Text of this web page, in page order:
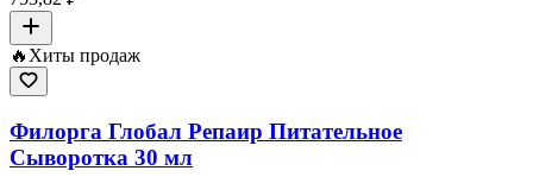
🔥 Хиты продаж
Филорга Глобал Репаир Питательное
Сыворотка 30 мл